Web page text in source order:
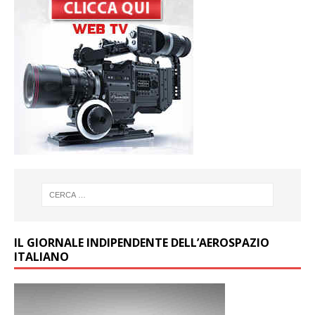
IL GIORNALE INDIPENDENTE DELL’AEROSPAZIO
ITALIANO